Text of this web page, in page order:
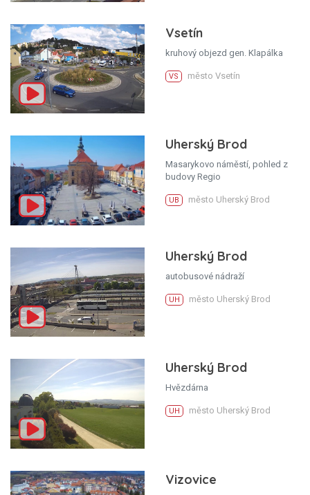
Vsetín
kruhový objezd gen. Klapálka
VS město Vsetín
Uherský Brod
Masarykovo náměstí, pohled z
budovy Regio
UB město Uherský Brod
Uherský Brod
autobusové nádraží
UH město Uherský Brod
Uherský Brod
Hvězdárna
UH město Uherský Brod
Vizovice